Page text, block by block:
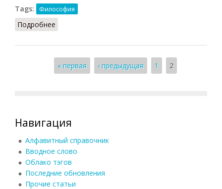
Tags:
Философия
Подробнее
Страницы« первая ‹ предыдущая 1 2
Навигация
Алфавитный справочник
Вводное слово
Облако тэгов
Последние обновления
Прочие статьи